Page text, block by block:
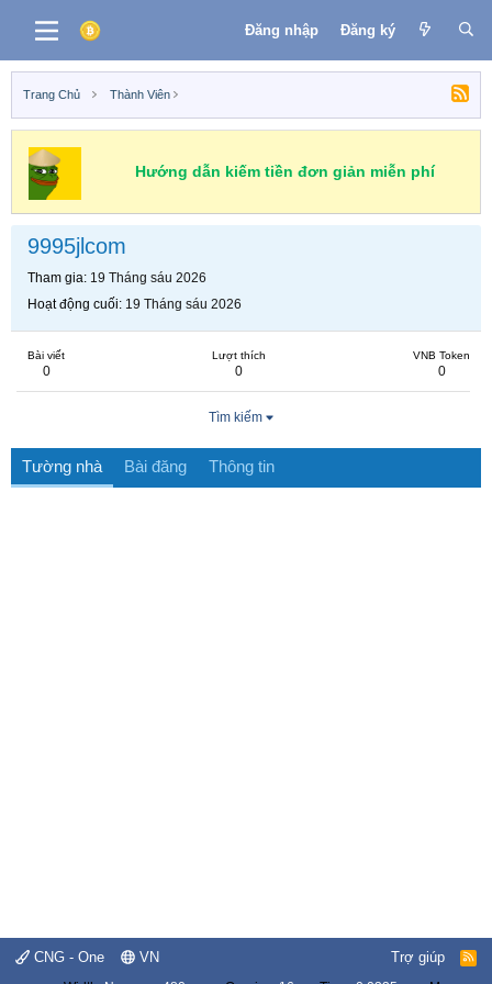
Đăng nhập Đăng ký
Trang Chủ Thành Viên
Hướng dẫn kiếm tiền đơn giản miễn phí
9995jlcom
Tham gia 19 Tháng sáu 2026
Hoạt động cuối 19 Tháng sáu 2026
Bài viết
0
Lượt thích
0
VNB Token
0
Tìm kiếm
Tường nhà Bài đăng Thông tin
CNG - One VN Trợ giúp
R